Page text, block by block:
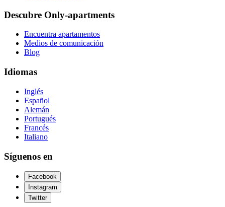
Descubre Only-apartments
Encuentra apartamentos
Medios de comunicación
Blog
Idiomas
Inglés
Español
Alemán
Portugués
Francés
Italiano
Síguenos en
Facebook
Instagram
Twitter